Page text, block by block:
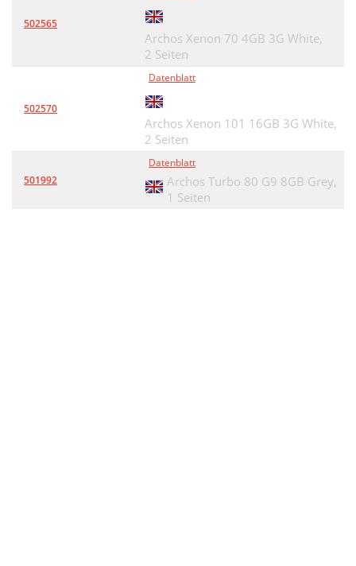
502565
Archos Xenon 70 4GB 3G White,
2 Seiten
502570
Datenblatt
Archos Xenon 101 16GB 3G White,
2 Seiten
501992
Datenblatt
Archos Turbo 80 G9 8GB Grey,
1 Seiten